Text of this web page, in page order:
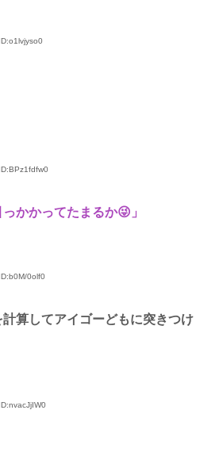
ID:o1lvjyso0
ID:BPz1fdfw0
かかってたまるか😜」
ID:b0M/0olf0
算してアイゴーどもに突きつけ
ID:nvacJjIW0